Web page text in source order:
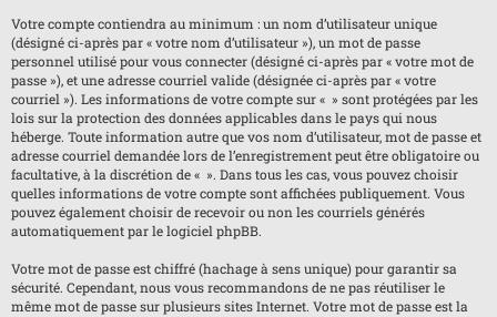
Votre compte contiendra au minimum : un nom d’utilisateur unique
(désigné ci-après par « votre nom d’utilisateur »), un mot de passe
personnel utilisé pour vous connecter (désigné ci-après par « votre mot de
passe »), et une adresse courriel valide (désignée ci-après par « votre
courriel »). Les informations de votre compte sur « » sont protégées par les
lois sur la protection des données applicables dans le pays qui nous
héberge. Toute information autre que vos nom d’utilisateur, mot de passe et
adresse courriel demandée lors de l’enregistrement peut être obligatoire ou
facultative, à la discrétion de « ». Dans tous les cas, vous pouvez choisir
quelles informations de votre compte sont affichées publiquement. Vous
pouvez également choisir de recevoir ou non les courriels générés
automatiquement par le logiciel phpBB.
Votre mot de passe est chiffré (hachage à sens unique) pour garantir sa
sécurité. Cependant, nous vous recommandons de ne pas réutiliser le
même mot de passe sur plusieurs sites Internet. Votre mot de passe est la